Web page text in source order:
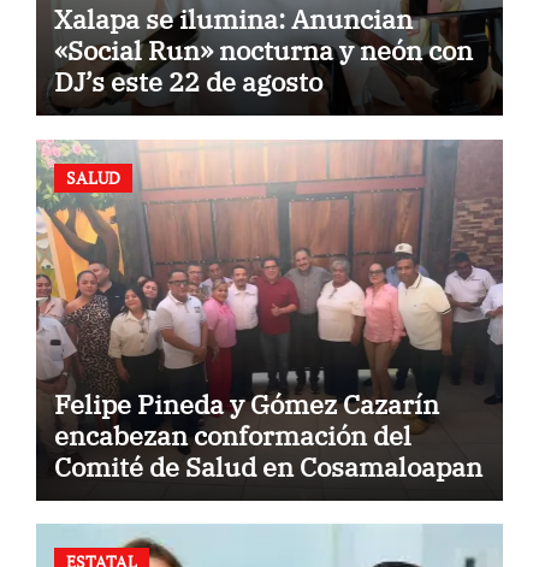
Xalapa se ilumina: Anuncian
«Social Run» nocturna y neón con
DJ’s este 22 de agosto
SALUD
Felipe Pineda y Gómez Cazarín
encabezan conformación del
Comité de Salud en Cosamaloapan
ESTATAL